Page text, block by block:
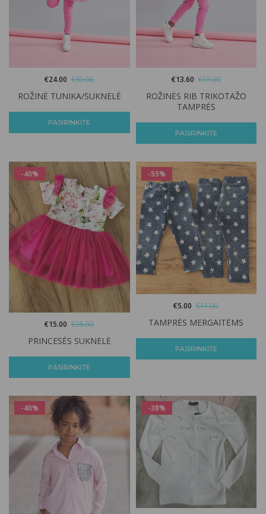
ROŽINĖ TUNIKA/SUKNELĖ
€24.00 €30.00
PASIRINKITE
ROŽINĖS RIB TRIKOTAŽO
TAMPRĖS
€13.60 €17.00
PASIRINKITE
-40%
PRINCESĖS SUKNELĖ
€15.00 €25.00
PASIRINKITE
-55%
TAMPRĖS MERGAITĖMS
€5.00 €11.00
PASIRINKITE
-40% -38%